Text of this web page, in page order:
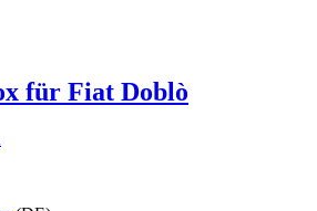
für Fiat Doblò